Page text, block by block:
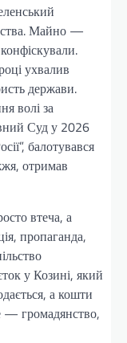
Майно —
ухвалив
держави.
волі за
Суд у 2026
балотувався
отримав
втеча, а
пропаганда,
у Козині, який
а кошти
— громадянство,